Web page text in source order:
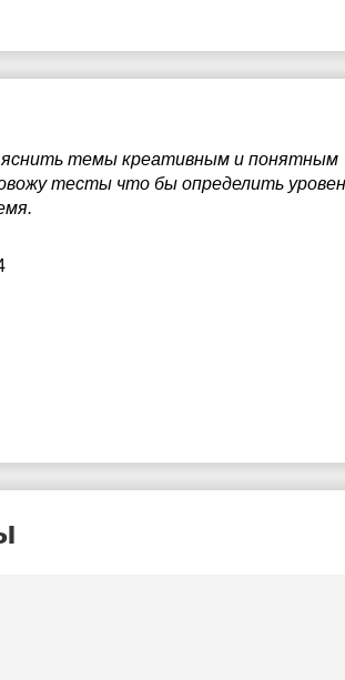
темы креативным и понятным
тесты что бы определить